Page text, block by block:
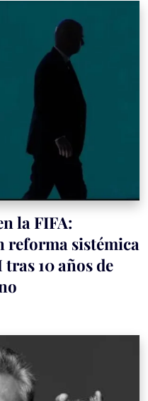
la FIFA:
reforma sistémica
10 años de